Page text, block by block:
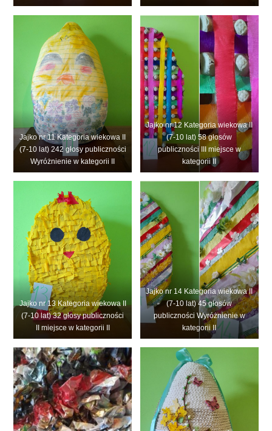
Jajko nr 11 Kategoria wiekowa II
(7-10 lat) 242 głosy publiczności
Wyróżnienie w kategorii II
Jajko nr 12 Kategoria wiekowa II
(7-10 lat) 58 głosów
publiczności III miejsce w
kategorii II
Jajko nr 13 Kategoria wiekowa II
(7-10 lat) 32 głosy publiczności
II miejsce w kategorii II
Jajko nr 14 Kategoria wiekowa II
(7-10 lat) 45 głosów
publiczności Wyróżnienie w
kategorii II